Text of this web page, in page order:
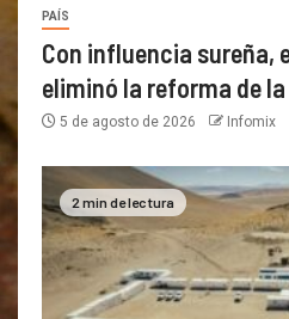
PAÍS
Con influencia sureña,
eliminó la reforma de
5 de agosto de 2026 Infomix
2 min de lectura